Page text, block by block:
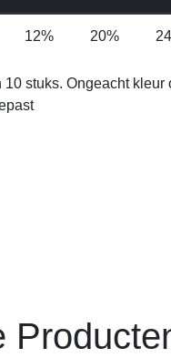
12% 20%
stuks. Ongeacht kleur